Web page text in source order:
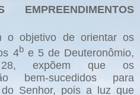
o objetivo de orientar os
4be 5 de Deuteronômio,
expõem que os
bem-sucedidos para
Senhor, pois a luz que